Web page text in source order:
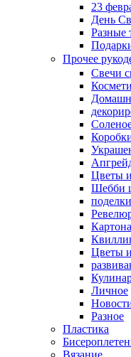
23
День
Разные
Прочее
Свечи
Цветы
Шебби
Цветы
Личное
Разное
Пластика
Вязание